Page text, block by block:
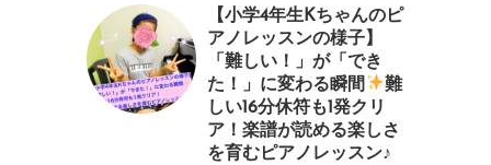
【小学4年生Kちゃんのピ
アノレッスンの様子】
「難しい！」が「でき
た！」に変わる瞬間
⁠難
しい16分休符も1発クリ
ア！楽譜が読める楽しさ
を育むピアノレッスン♪⁠